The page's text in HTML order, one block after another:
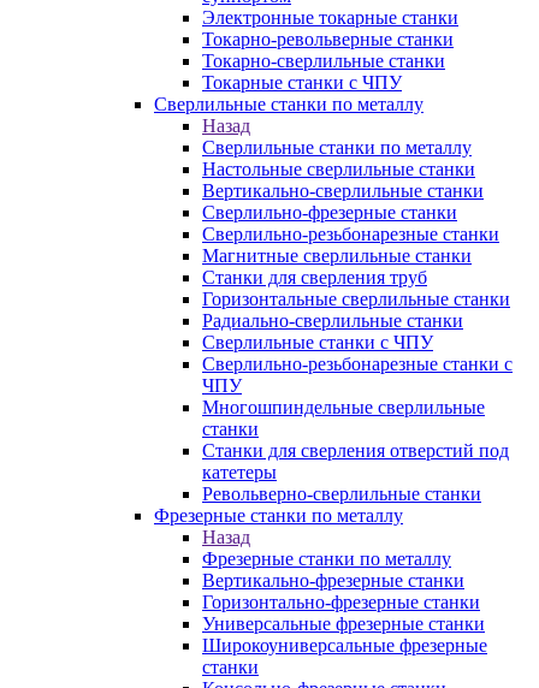
Электронные токарные станки
Токарно-револьверные станки
Токарно-сверлильные станки
Токарные станки с ЧПУ
Сверлильные станки по металлу
Назад
Сверлильные станки по металлу
Настольные сверлильные станки
Вертикально-сверлильные станки
Сверлильно-фрезерные станки
Сверлильно-резьбонарезные станки
Магнитные сверлильные станки
Станки для сверления труб
Горизонтальные сверлильные станки
Радиально-сверлильные станки
Сверлильные станки с ЧПУ
Сверлильно-резьбонарезные станки с
ЧПУ
Многошпиндельные сверлильные
станки
Станки для сверления отверстий под
катетеры
Револьверно-сверлильные станки
Фрезерные станки по металлу
Назад
Фрезерные станки по металлу
Вертикально-фрезерные станки
Горизонтально-фрезерные станки
Универсальные фрезерные станки
Широкоуниверсальные фрезерные
станки